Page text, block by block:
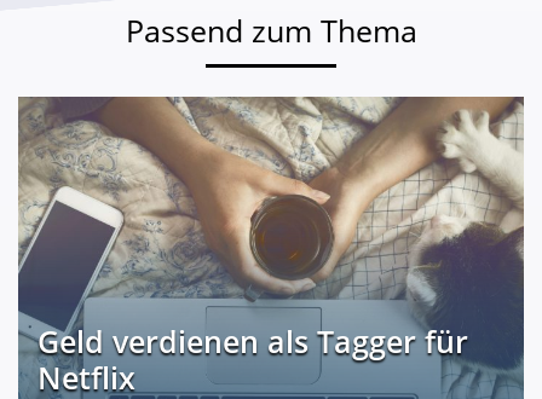
Passend zum Thema
Geld verdienen als Tagger für
Netflix